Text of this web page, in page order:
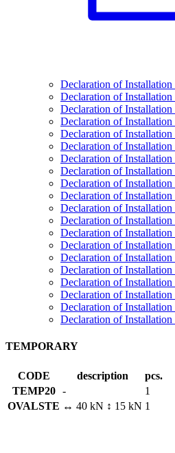
Declaration of Installation
Declaration of Installation
Declaration of Installation
Declaration of Installation
Declaration of
Declaration of
Declaration of Installation
Declaration of Installation
Declaration of
Declaration of
Declaration of
Declaration of
Declaration of Installation
Declaration of Installation
Declaration of
Declaration of Installation
Declaration of
Declaration of
Declaration of Installation
Declaration of Installation
TEMPORARY
CODE description
pcs.
TEMP20
-
1
OVALSTE ↔ 40 kN ↕ 15 kN 1